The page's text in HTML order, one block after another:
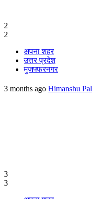
2
2
अपना शहर
उत्तर प्रदेश
मुजफ्फरनगर
3 months ago Himanshu Pal
3
3